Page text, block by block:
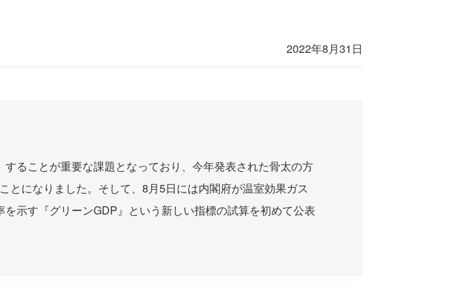
2022年8月31日
ることが重要な課題となっており、今年発表された骨太の方
になりました。そして、8月5日には内閣府が温室効果ガス
示す『グリーンGDP』という新しい指標の試算を初めて公表